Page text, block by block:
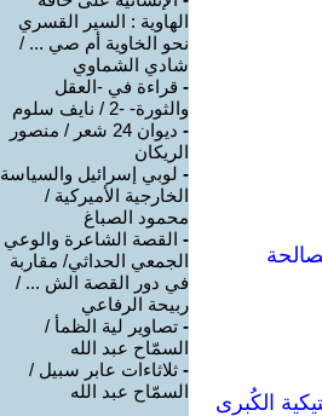
الكُبرى
الهاوية : السير القسري
نحو الخاوية أم صي ... /
شادي الشماوي
- قراءة في -العقل
والثورة- -2 / نايف سلوم
-
ديوان 24 شعر / منصور
الريكان
- لوبي إسرائيل والسياسة
الخارجية الأميركية /
محمود الصباغ
- القصة الشاعرة والوعي
الجمعي الحداثي/ مقاربة
في دور القصة الش ... /
ربيحة الرفاعي
- تصاوير لية الظمأ /
السمّاح عبد الله
- ثلاثاءات عابر سبيل /
السمّاح عبد الله